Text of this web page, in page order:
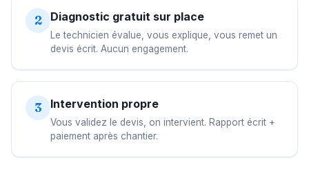
2 Diagnostic gratuit sur place
Le technicien évalue, vous explique, vous remet un
devis écrit. Aucun engagement.
3 Intervention propre
Vous validez le devis, on intervient. Rapport écrit +
paiement après chantier.